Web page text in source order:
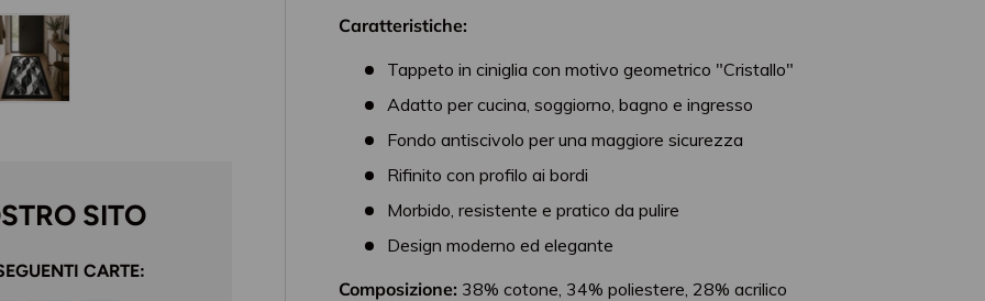
Carica immagine 5 nella visualizzazione galleria
Caratteristiche:
Tappeto in ciniglia con motivo geometrico "Cristallo"
Adatto per cucina, soggiorno, bagno e ingresso
Fondo antiscivolo per una maggiore sicurezza
Rifinito con profilo ai bordi
Morbido, resistente e pratico da pulire
Design moderno ed elegante
Composizione: 38% cotone, 34% poliestere, 28% acrilico
SITO
CARTE: